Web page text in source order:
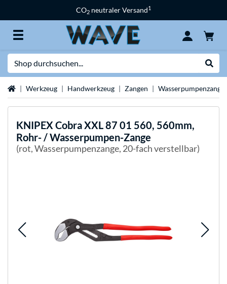
CO2 neutraler Versand1
StartseiteWerkzeug Handwerkzeug Zangen
KNIPEX Cobra XXL 87 01 560, 560mm,
Rohr- / Wasserpumpen-Zange
(rot, Wasserpumpenzange, 20-fach verstellbar)